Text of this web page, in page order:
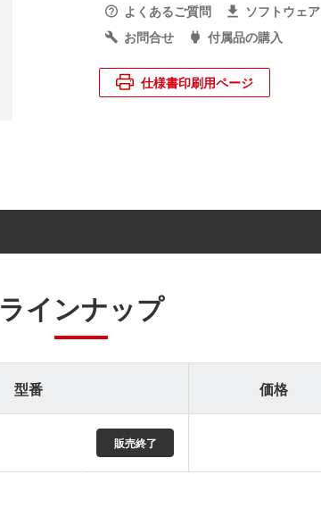
よくあるご質問
ソフトウェア
お問合せ
付属品の購入
仕様書印刷用ページ
ラインナップ
型番 価格